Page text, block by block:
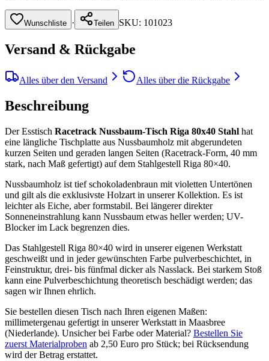
Wunschliste · Teilen SKU: 101023
Versand & Rückgabe
Alles über den Versand Alles über die Rückgabe
Beschreibung
Der Esstisch Racetrack Nussbaum-Tisch Riga 80x40 Stahl hat
eine längliche Tischplatte aus Nussbaumholz mit abgerundeten
kurzen Seiten und geraden langen Seiten (Racetrack-Form, 40 mm
stark, nach Maß gefertigt) auf dem Stahlgestell Riga 80×40.
Nussbaumholz ist tief schokoladenbraun mit violetten Untertönen
und gilt als die exklusivste Holzart in unserer Kollektion. Es ist
leichter als Eiche, aber formstabil. Bei längerer direkter
Sonneneinstrahlung kann Nussbaum etwas heller werden; UV-
Blocker im Lack begrenzen dies.
Das Stahlgestell Riga 80×40 wird in unserer eigenen Werkstatt
geschweißt und in jeder gewünschten Farbe pulverbeschichtet, in
Feinstruktur, drei- bis fünfmal dicker als Nasslack. Bei starkem Stoß
kann eine Pulverbeschichtung theoretisch beschädigt werden; das
sagen wir Ihnen ehrlich.
Sie bestellen diesen Tisch nach Ihren eigenen Maßen:
millimetergenau gefertigt in unserer Werkstatt in Maasbree
(Niederlande). Unsicher bei Farbe oder Material? Bestellen Sie
zuerst Materialproben ab 2,50 Euro pro Stück; bei Rücksendung
wird der Betrag erstattet.